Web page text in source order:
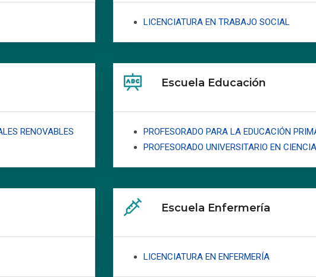
LICENCIATURA EN TRABAJO SOCIAL
RENOVABLES
Escuela Educación
PROFESORADO PARA LA EDUCACIÓN
PROFESORADO UNIVERSITARIO EN
Escuela Enfermería
LICENCIATURA EN ENFERMERÍA